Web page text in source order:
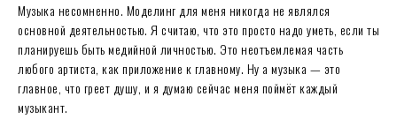
Музыка несомненно. Моделинг для меня никогда не являлся
основной деятельностью. Я считаю, что это просто надо уметь, если ты
планируешь быть медийной личностью. Это неотъемлемая часть
любого артиста, как приложение к главному. Ну а музыка — это
главное, что греет душу, и я думаю сейчас меня поймёт каждый
музыкант.